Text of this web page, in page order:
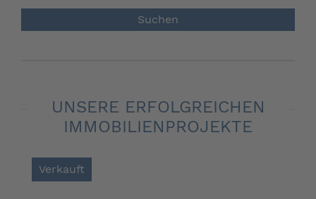
UNSERE ERFOLGREICHEN
IMMOBILIENPROJEKTE
Verkauft